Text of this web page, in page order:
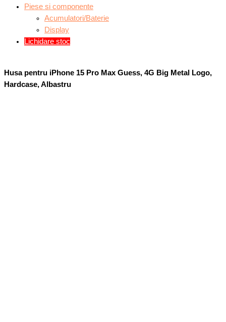
Piese si componente
Acumulatori/Baterie
Display
Lichidare stoc
Husa pentru iPhone 15 Pro Max Guess, 4G Big Metal Logo,
Hardcase, Albastru